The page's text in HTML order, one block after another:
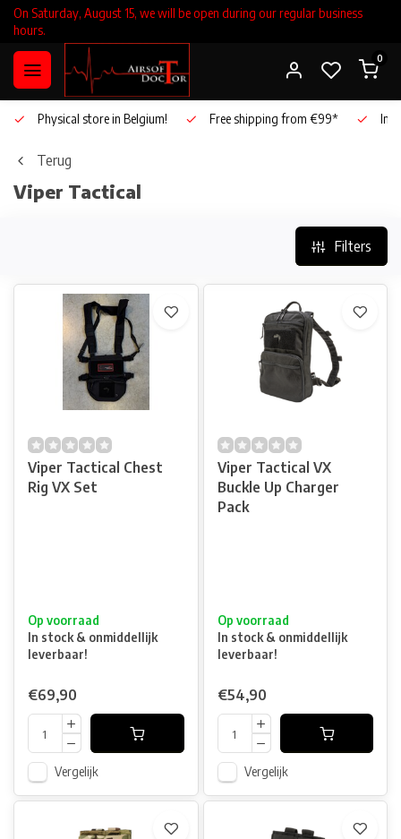
On Saturday, August 15, we will be open during our regular business
hours.
0
Physical store in Belgium! Free shipping from €99*
Terug
Viper Tactical
Filters
Viper Tactical Chest
Rig VX Set
Op voorraad
In stock & onmiddellijk
leverbaar!
€69,90
Vergelijk
Viper Tactical VX
Buckle Up Charger
Pack
Op voorraad
In stock & onmiddellijk
leverbaar!
€54,90
Vergelijk